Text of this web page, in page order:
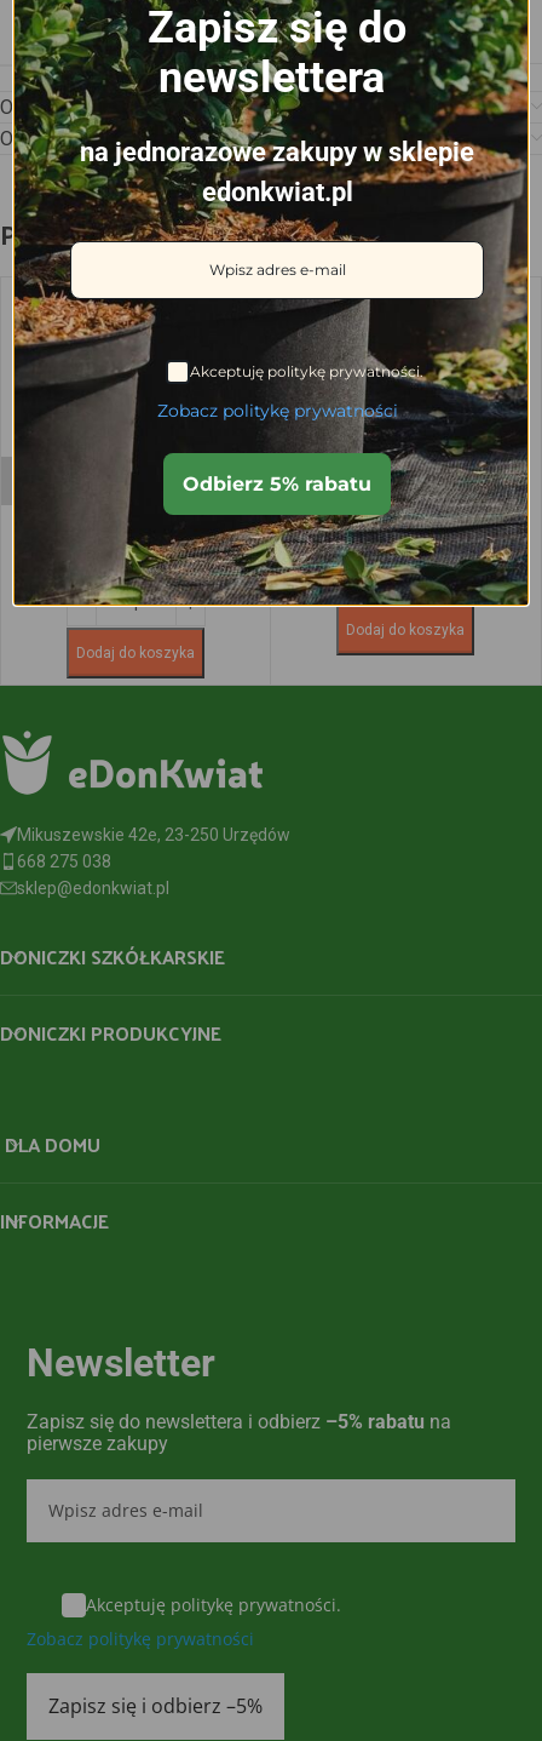
WYMIARY 100 × 7.5 × 7.8 cm
Opis
Opinie (0)
Podobne produkty
Kotwa mocująca obrzeże RIM-
BORD i EASY BORDER – 18 cm /
50 szt.
13.17zł
Dodaj do koszyka
Obrzeże ogrodowe RIM-BORD
78 mm / 1 mb
7.05zł
Dodaj do koszyka
Mikuszewskie 42e, 23-250 Urzędów
668 275 038
sklep@edonkwiat.pl
DONICZKI SZKÓŁKARSKIE
DONICZKI PRODUKCYJNE
DLA DOMU
INFORMACJE
Newsletter
Zapisz się do newslettera i odbierz –5% rabatu na
pierwsze zakupy
Akceptuję politykę prywatności.
Zobacz politykę prywatności
Zapisz się i odbierz –5%
Zapisz się do
newslettera
na jednorazowe zakupy w sklepie
edonkwiat.pl
Akceptuję politykę prywatności.
Zobacz politykę prywatności
Odbierz 5% rabatu